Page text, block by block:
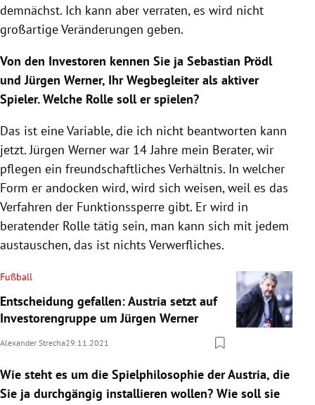
demnächst. Ich kann aber verraten, es wird nicht
großartige Veränderungen geben.
Von den Investoren kennen Sie ja Sebastian Prödl
und Jürgen Werner, Ihr Wegbegleiter als aktiver
Spieler. Welche Rolle soll er spielen?
Das ist eine Variable, die ich nicht beantworten kann
jetzt. Jürgen Werner war 14 Jahre mein Berater, wir
pflegen ein freundschaftliches Verhältnis. In welcher
Form er andocken wird, wird sich weisen, weil es das
Verfahren der Funktionssperre gibt. Er wird in
beratender Rolle tätig sein, man kann sich mit jedem
austauschen, das ist nichts Verwerfliches.
Fußball
Entscheidung gefallen: Austria setzt auf
Investorengruppe um Jürgen Werner
Alexander Strecha29.11.2021
Wie steht es um die Spielphilosophie der Austria, die
Sie ja durchgängig installieren wollen? Wie soll sie